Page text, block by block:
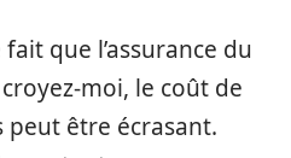
que l’assurance du
moi, le coût de
peut être écrasant.